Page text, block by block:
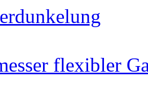
flexibler